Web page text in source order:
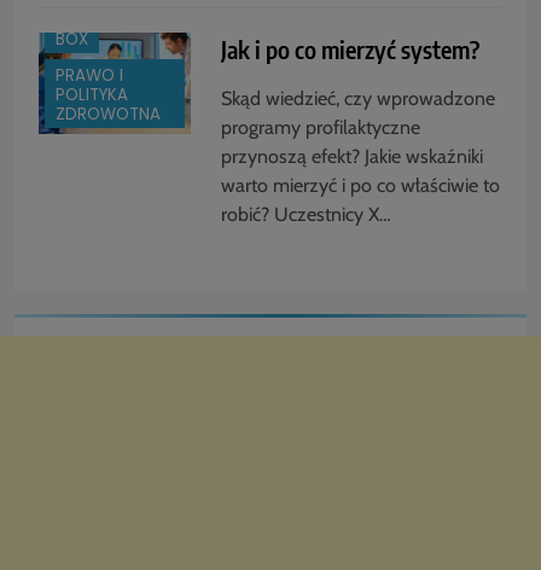
BOX
PRAWO I
POLITYKA
ZDROWOTNA
Jak i po co mierzyć system?
Skąd wiedzieć, czy wprowadzone
programy profilaktyczne
przynoszą efekt? Jakie wskaźniki
warto mierzyć i po co właściwie to
robić? Uczestnicy X…